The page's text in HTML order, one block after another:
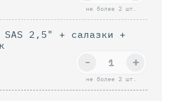
не более 2 шт.
SAS 2,5" + салазки +
не более 2 шт.
+
-